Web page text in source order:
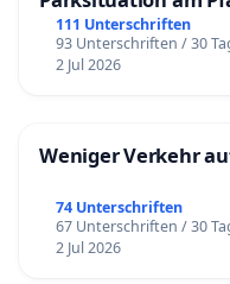
111 Unterschriften
93 Unterschriften / 30
2 Jul 2026
Weniger Verkehr
74 Unterschriften
67 Unterschriften / 30
2 Jul 2026